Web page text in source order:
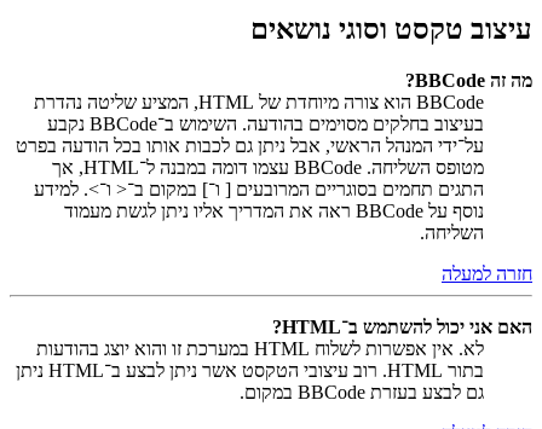
עיצוב טקסט וסוגי נושאים
מה זה BBCode?
BBCode הוא צורה מיוחדת של HTML, המציע שליטה נהדרת
בעיצוב בחלקים מסוימים בהודעה. השימוש ב־BBCode נקבע
על־ידי המנהל הראשי, אבל ניתן גם לכבות אותו בכל הודעה בפרט
מטופס השליחה. BBCode עצמו דומה במבנה ל־HTML, אך
התגים תחמים בסוגריים המרובעים [ ו־] במקום ב־< ו־>. למידע
נוסף על BBCode ראה את המדריך אליו ניתן לגשת מעמוד
השליחה.
חזרה למעלה
האם אני יכול להשתמש ב־HTML?
לא. אין אפשרות לשלוח HTML במערכת זו והוא יוצג בהודעות
בתור HTML. רוב עיצובי הטקסט אשר ניתן לבצע ב־HTML ניתן
גם לבצע בעזרת BBCode במקום.